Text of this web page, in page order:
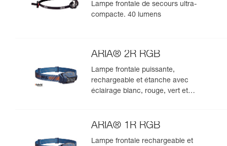
Lampe frontale de secours ultra-
compacte. 40 lumens
ARIA® 2R RGB
Lampe frontale puissante,
rechargeable et étanche avec
éclairage blanc, rouge, vert et
ARIA® 1R RGB
Lampe frontale rechargeable et